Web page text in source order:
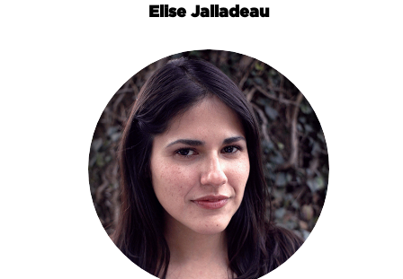
Elise Jalladeau